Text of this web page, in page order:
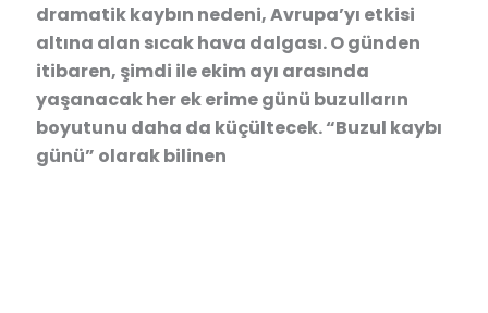
dramatik kaybın nedeni, Avrupa’yı etkisi
altına alan sıcak hava dalgası. O günden
itibaren, şimdi ile ekim ayı arasında
yaşanacak her ek erime günü buzulların
boyutunu daha da küçültecek. “Buzul kaybı
günü” olarak bilinen